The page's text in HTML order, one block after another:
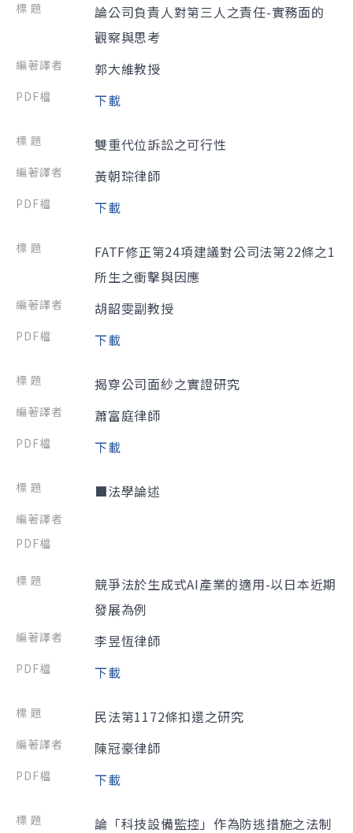
論公司負責人對第三人之責任-實務面的
觀察與思考
郭大維教授
下載
雙重代位訴訟之可行性
黃朝琮律師
下載
FATF修正第24項建議對公司法第22條之1
所生之衝擊與因應
胡韶雯副教授
下載
揭穿公司面紗之實證研究
蕭富庭律師
下載
■法學論述
競爭法於生成式AI產業的適用-以日本近期
發展為例
李昱恆律師
下載
民法第1172條扣還之研究
陳冠豪律師
下載
論「科技設備監控」作為防逃措施之法制